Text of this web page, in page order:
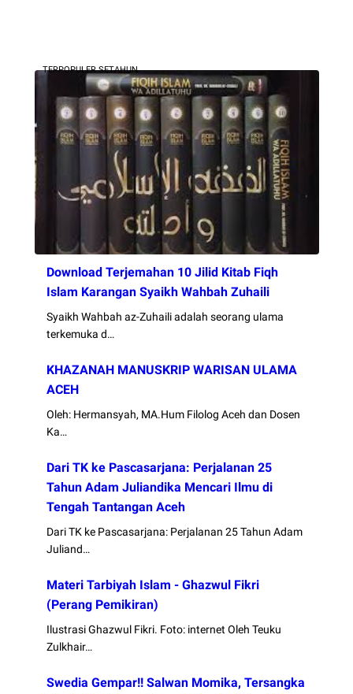
TERPOPULER SETAHUN
Download Terjemahan 10 Jilid Kitab Fiqh
Islam Karangan Syaikh Wahbah Zuhaili
Syaikh Wahbah az-Zuhaili adalah seorang ulama
terkemuka d…
KHAZANAH MANUSKRIP WARISAN ULAMA
ACEH
Oleh: Hermansyah, MA.Hum Filolog Aceh dan Dosen
Ka…
Dari TK ke Pascasarjana: Perjalanan 25
Tahun Adam Juliandika Mencari Ilmu di
Tengah Tantangan Aceh
Dari TK ke Pascasarjana: Perjalanan 25 Tahun Adam
Juliand…
Materi Tarbiyah Islam - Ghazwul Fikri
(Perang Pemikiran)
Ilustrasi Ghazwul Fikri. Foto: internet Oleh Teuku
Zulkhair…
Swedia Gempar!! Salwan Momika, Tersangka